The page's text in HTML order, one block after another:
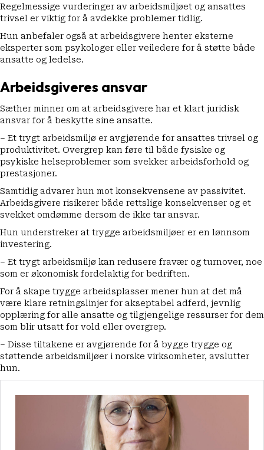
Regelmessige vurderinger av arbeidsmiljøet og ansattes
trivsel er viktig for å avdekke problemer tidlig.
Hun anbefaler også at arbeidsgivere henter eksterne
eksperter som psykologer eller veiledere for å støtte både
ansatte og ledelse.
Arbeidsgiveres ansvar
Sæther minner om at arbeidsgivere har et klart juridisk
ansvar for å beskytte sine ansatte.
– Et trygt arbeidsmiljø er avgjørende for ansattes trivsel og
produktivitet. Overgrep kan føre til både fysiske og
psykiske helseproblemer som svekker arbeidsforhold og
prestasjoner.
Samtidig advarer hun mot konsekvensene av passivitet.
Arbeidsgivere risikerer både rettslige konsekvenser og et
svekket omdømme dersom de ikke tar ansvar.
Hun understreker at trygge arbeidsmiljøer er en lønnsom
investering.
– Et trygt arbeidsmiljø kan redusere fravær og turnover, noe
som er økonomisk fordelaktig for bedriften.
For å skape trygge arbeidsplasser mener hun at det må
være klare retningslinjer for akseptabel adferd, jevnlig
opplæring for alle ansatte og tilgjengelige ressurser for dem
som blir utsatt for vold eller overgrep.
– Disse tiltakene er avgjørende for å bygge trygge og
støttende arbeidsmiljøer i norske virksomheter, avslutter
hun.